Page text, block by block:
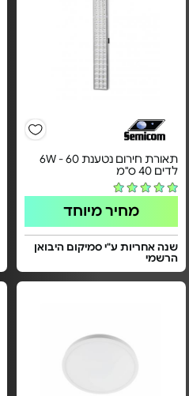
תאורת חירום נטענת 6W - 60
לדים 40 ס"מ
מחיר מיוחד
שנה אחריות ע"י סמיקום היבואן
הרשמי